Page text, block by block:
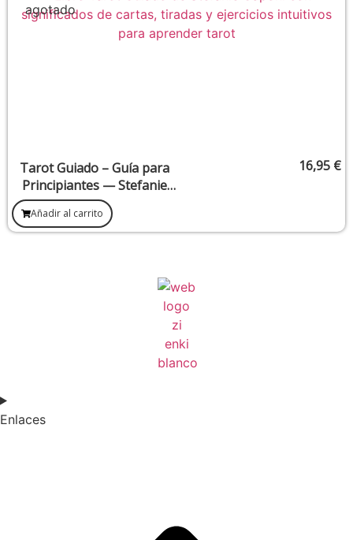
Tarot Guiado – Guía para
Principiantes — Stefanie
Caponi
16,95 €
Añadir al carrito
Enlaces